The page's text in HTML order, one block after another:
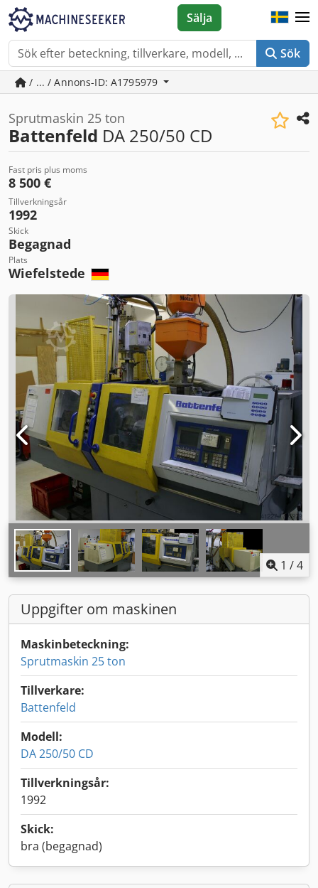
Sök
Sälja
/ ... / Annons-ID: A1795979
Sprutmaskin 25 ton
Battenfeld DA 250/50 CD
Fast pris plus moms
8 500 €
Tillverkningsår
1992
Skick
Begagnad
Plats
Wiefelstede
1 /4
Uppgifter om maskinen
Maskinbeteckning:
Sprutmaskin 25 ton
Tillverkare:
Battenfeld
Modell:
DA 250/50 CD
Tillverkningsår:
1992
Skick:
bra (begagnad)